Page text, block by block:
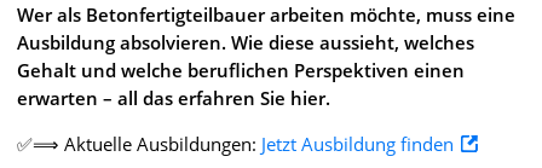
Wer als Betonfertigteilbauer arbeiten möchte, muss eine
Ausbildung absolvieren. Wie diese aussieht, welches
Gehalt und welche beruflichen Perspektiven einen
erwarten – all das erfahren Sie hier.
✅⟹ Aktuelle Ausbildungen: Jetzt Ausbildung finden